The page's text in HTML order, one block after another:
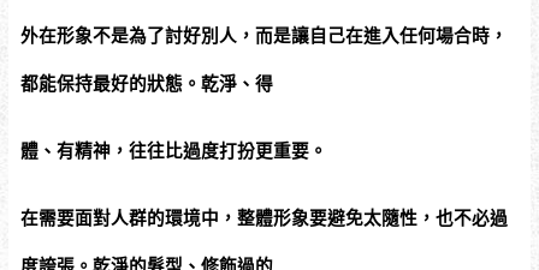
外在形象不是為了討好別人，而是讓自己在進入任何場合時，
都能保持最好的狀態。乾淨、得
體、有精神，往往比過度打扮更重要。
在需要面對人群的環境中，整體形象要避免太隨性，也不必過